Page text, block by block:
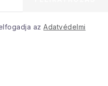
az Adatvédelmi